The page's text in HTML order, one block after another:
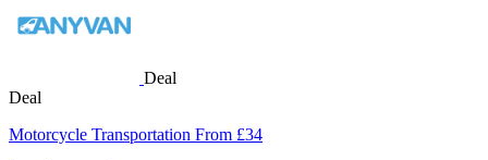
Deal
Deal
Motorcycle Transportation From £34